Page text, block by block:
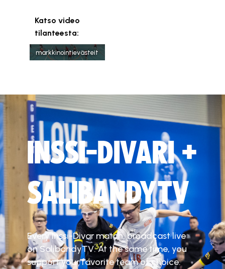
Katso video
tilanteesta:
Tämä sisältö on
estetty, koska se
markkinointievästeit
INSSI-DIVARI +
SALIBANDYTV
Every Inssi-Divar match, broadcast live
on SalibandyTV. At the same time, you
support your favorite team of choice.